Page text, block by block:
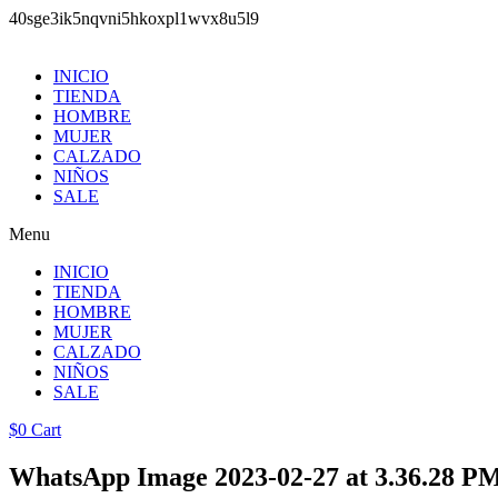
40sge3ik5nqvni5hkoxpl1wvx8u5l9
contenidoINICIO
TIENDA
HOMBRE
MUJER
CALZADO
NIÑOS
SALE
Menu
INICIO
TIENDA
HOMBRE
MUJER
CALZADO
NIÑOS
SALE
$0 Cart
WhatsApp Image 2023-02-27 at 3.36.28